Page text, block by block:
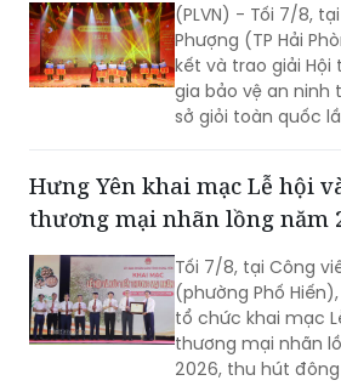
(PLVN) - Tối 7/8,
Phượng (TP Hải
kết và trao giải
gia bảo vệ an ninh
sở giỏi toàn quốc lần thứ I
Hưng Yên khai mạc Lễ hội
thương mại nhãn lồng năm
Tối 7/8, tại Công
(phường Phố Hiến),
tổ chức khai mạc
thương mại nhãn
2026, thu hút